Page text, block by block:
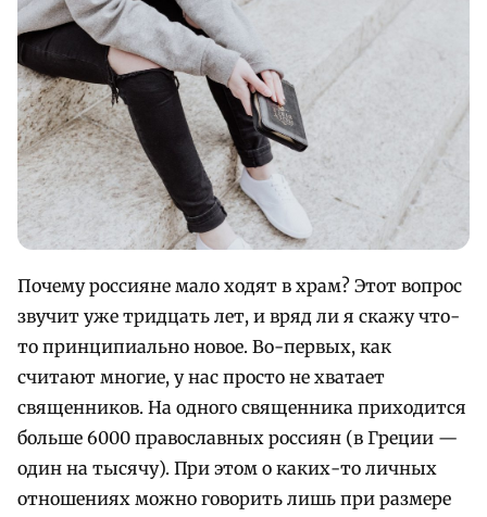
Почему россияне мало ходят в храм? Этот вопрос
звучит уже тридцать лет, и вряд ли я скажу что-
то принципиально новое. Во-первых, как
считают многие, у нас просто не хватает
священников. На одного священника приходится
больше 6000 православных россиян (в Греции —
один на тысячу). При этом о каких-то личных
отношениях можно говорить лишь при размере